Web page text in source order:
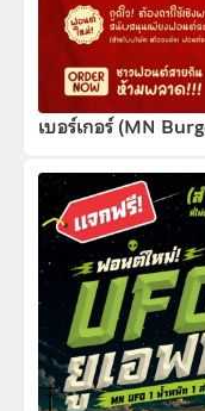
เบอร์เกอร์ (MN